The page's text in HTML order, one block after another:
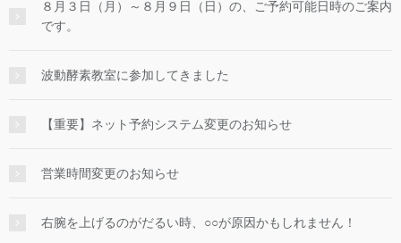
８月３日（月）～８月９日（日）の、ご予約可能日時のご案内
です。
波動酵素教室に参加してきました
【重要】ネット予約システム変更のお知らせ
営業時間変更のお知らせ
右腕を上げるのがだるい時、○○が原因かもしれません！